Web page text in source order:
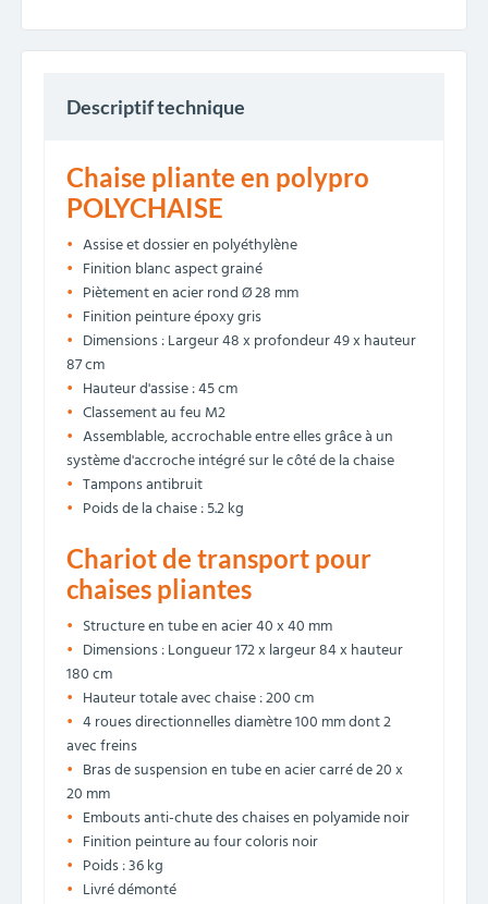
Descriptif technique
Chaise pliante en polypro
POLYCHAISE
Assise et dossier en polyéthylène
Finition blanc aspect grainé
Piètement en acier rond Ø 28 mm
Finition peinture époxy gris
Dimensions : Largeur 48 x profondeur 49 x hauteur
87 cm
Hauteur d'assise : 45 cm
Classement au feu M2
Assemblable, accrochable entre elles grâce à un
système d'accroche intégré sur le côté de la chaise
Tampons antibruit
Poids de la chaise : 5.2 kg
Chariot de transport pour
chaises pliantes
Structure en tube en acier 40 x 40 mm
Dimensions : Longueur 172 x largeur 84 x hauteur
180 cm
Hauteur totale avec chaise : 200 cm
4 roues directionnelles diamètre 100 mm dont 2
avec freins
Bras de suspension en tube en acier carré de 20 x
20 mm
Embouts anti-chute des chaises en polyamide noir
Finition peinture au four coloris noir
Poids : 36 kg
Livré démonté